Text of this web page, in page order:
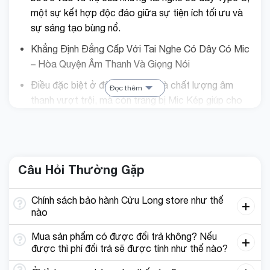
một sự kết hợp độc đáo giữa sự tiện ích tối ưu và
sự sáng tạo bùng nổ.
Khẳng Định Đẳng Cấp Với Tai Nghe Có Dây Có Mic
– Hòa Quyện Âm Thanh Và Giọng Nói
Điều đặc biệt ở đây không chỉ là chất lượng âm
thanh vượt trội, mà còn trang bị Mic Kép giúp cho
vào thế giới của âm nhạc và phong cách riêng của
bạn!
Tai nghe có dây Type C mang đến sự êm ái và thoải
mái, trong khi chân dẹt đảm bảo tai nghe luôn ổn
định trong mọi tình huống. Điều này có nghĩa rằng,
không chỉ là âm nhạc tuyệt vời, mà còn cảm giác
Đọc thêm
Câu Hỏi Thường Gặp
Chính sách bảo hành Cửu Long store như thế
nào
Mua sản phẩm có được đổi trả không? Nếu
được thì phí đổi trả sẽ được tính như thế nào?